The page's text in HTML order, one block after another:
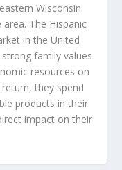
Wisconsin
area. The Hispanic
in the United
family values
resources on
they spend
products in their
impact on their